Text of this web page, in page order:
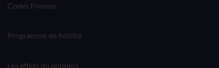
Codes Promos
Programme de fidélité
Les effets du poppers